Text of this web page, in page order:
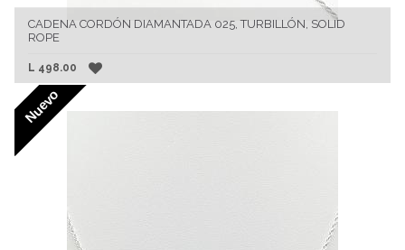
CADENA CORDÓN DIAMANTADA 025, TURBILLÓN, SOLID
ROPE
L 498.00
Nuevo